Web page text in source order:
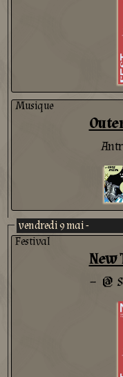
Musique
vendredi 9 mai -
Festival
New
-- @